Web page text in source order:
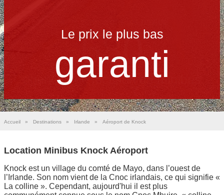
Le prix le​ plus bas
garanti
Accueil » Destinations » Irlande » Aéroport de Knock
Location Minibus Knock Aéroport
Knock est un village du comté de Mayo, dans l’ouest de
l’Irlande. Son nom vient de la Cnoc irlandais, ce qui signifie «
La colline ». Cependant, aujourd'hui il est plus